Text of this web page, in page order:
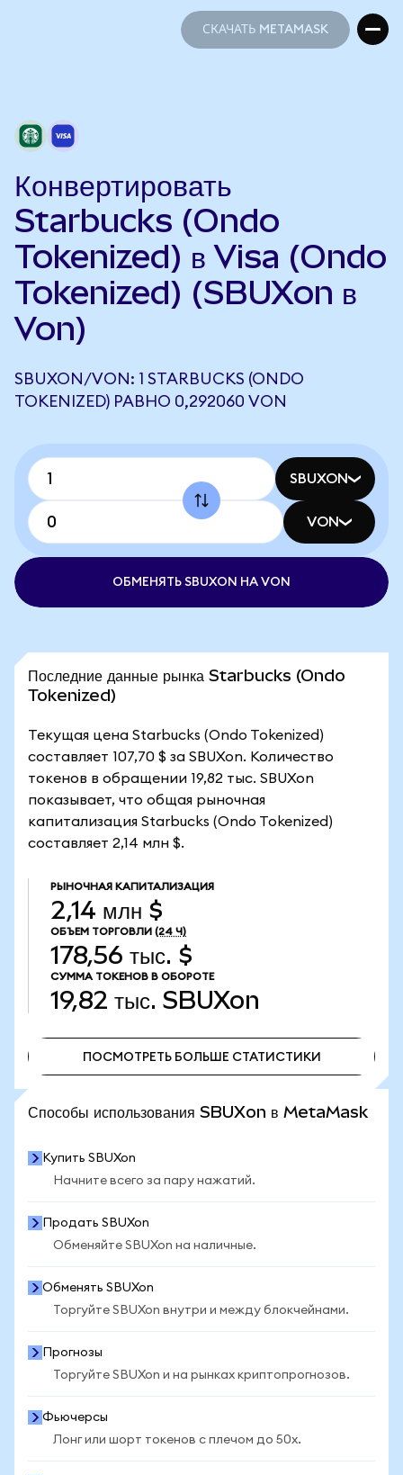
СКАЧАТЬ METAMASK
Конвертировать
Starbucks (Ondo
Tokenized) в Visa (Ondo
Tokenized) (SBUXon в
Von)
SBUXON/VON: 1 STARBUCKS (ONDO
TOKENIZED) РАВНО 0,292060 VON
SBUXON
VON
ОБМЕНЯТЬ SBUXON НА VON
Последние данные рынка Starbucks (Ondo
Tokenized)
Текущая цена Starbucks (Ondo Tokenized)
составляет 107,70 $ за SBUXon. Количество
токенов в обращении 19,82 тыс. SBUXon
показывает, что общая рыночная
капитализация Starbucks (Ondo Tokenized)
составляет 2,14 млн $.
РЫНОЧНАЯ КАПИТАЛИЗАЦИЯ
2,14 млн $
ОБЪЕМ ТОРГОВЛИ (24 Ч)
178,56 тыс. $
СУММА ТОКЕНОВ В ОБОРОТЕ
19,82 тыс. SBUXon
ПОСМОТРЕТЬ БОЛЬШЕ СТАТИСТИКИ
Способы использования SBUXon в MetaMask
Купить SBUXon
Начните всего за пару нажатий.
Продать SBUXon
Обменяйте SBUXon на наличные.
Обменять SBUXon
Торгуйте SBUXon внутри и между блокчейнами.
Прогнозы
Торгуйте SBUXon и на рынках криптопрогнозов.
Фьючерсы
Лонг или шорт токенов с плечом до 50x.